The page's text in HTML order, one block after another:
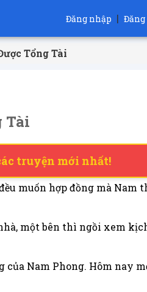
Đăng nhập |
Tổng Tài
Tài
truyện mới nhất!
muốn hợp đồng mà Nam
một bên thì ngồi xem
của Nam Phong. Hôm nay